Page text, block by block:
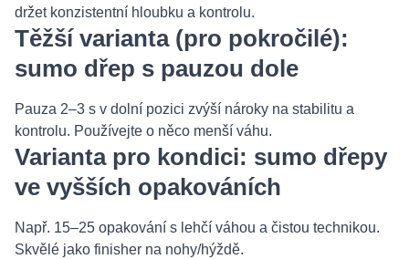
držet konzistentní hloubku a kontrolu.
Těžší varianta (pro pokročilé):
sumo dřep s pauzou dole
Pauza 2–3 s v dolní pozici zvýší nároky na stabilitu a
kontrolu. Používejte o něco menší váhu.
Varianta pro kondici: sumo dřepy
ve vyšších opakováních
Např. 15–25 opakování s lehčí váhou a čistou technikou.
Skvělé jako finisher na nohy/hýždě.